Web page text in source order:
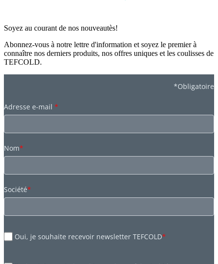
Soyez au courant de nos nouveautès!
Abonnez-vous à notre lettre d'information et soyez le premier à
connaître nos derniers produits, nos offres uniques et les coulisses de
TEFCOLD.
*Obligatoire
Adresse e-mail *
Nom*
Société*
Oui, je souhaite recevoir newsletter TEFCOLD*